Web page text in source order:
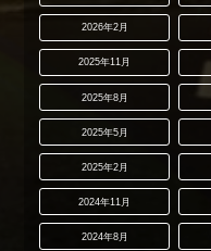
2026年2月
2025年11月
2025年8月
2025年5月
2025年2月
2024年11月
2024年8月